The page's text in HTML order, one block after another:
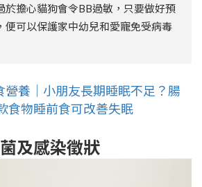
於擔心貓狗會令BB過敏，只要做好預
便可以保護家中幼兒和愛寵免受病毒
營養｜小朋友長期睡眠不足？腸
食物睡前食可改善失眠
及感染徵狀